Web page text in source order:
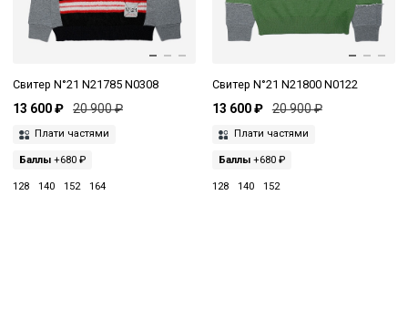
Свитер N°21 N21785 N0308
13 600 ₽ 20 900 ₽
Плати частями
Баллы +680 ₽
128 140 152 164
Свитер N°21 N21800 N0122
13 600 ₽ 20 900 ₽
Плати частями
Баллы+680 ₽
128 140 152